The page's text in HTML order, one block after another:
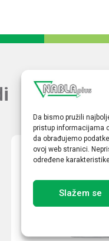
Da bismo pružili
pristup informacijama
da obrađujemo
ovoj web stranici.
određene
Slažem se